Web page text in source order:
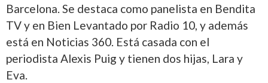
Barcelona. Se destaca como panelista en Bendita
TV y en Bien Levantado por Radio 10, y además
está en Noticias 360. Está casada con el
periodista Alexis Puig y tienen dos hijas, Lara y
Eva.